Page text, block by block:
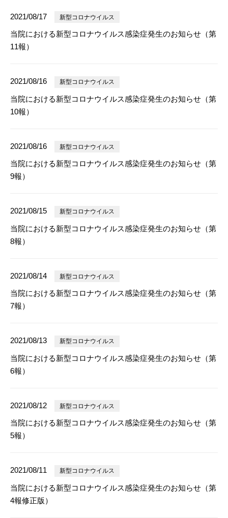
2021/08/17 新型コロナウイルス
当院における新型コロナウイルス感染症発生のお知らせ（第
11報）
2021/08/16 新型コロナウイルス
当院における新型コロナウイルス感染症発生のお知らせ（第
10報）
2021/08/16 新型コロナウイルス
当院における新型コロナウイルス感染症発生のお知らせ（第
9報）
2021/08/15 新型コロナウイルス
当院における新型コロナウイルス感染症発生のお知らせ（第
8報）
2021/08/14 新型コロナウイルス
当院における新型コロナウイルス感染症発生のお知らせ（第
7報）
2021/08/13 新型コロナウイルス
当院における新型コロナウイルス感染症発生のお知らせ（第
6報）
2021/08/12 新型コロナウイルス
当院における新型コロナウイルス感染症発生のお知らせ（第
5報）
2021/08/11 新型コロナウイルス
当院における新型コロナウイルス感染症発生のお知らせ（第
4報修正版）